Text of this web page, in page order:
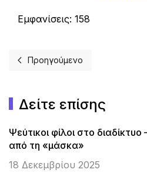
Εμφανίσεις: 158
Προηγούμενο άρθρο: Έργο BE
Προηγούμενο
Δείτε επίσης
Ψεύτικοι φίλοι στο
από τη «μάσκα»
18 Δεκεμβρίου 2025